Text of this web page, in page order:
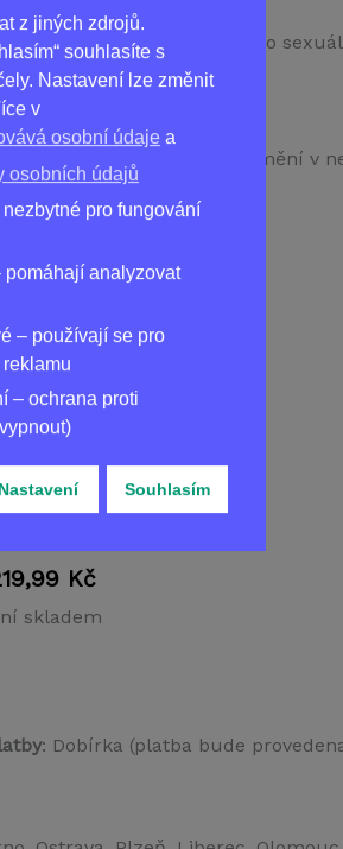
z jiných zdrojů.
souhlasíte s
Nastavení lze změnit
v
osobní údaje a
osobních údajů
pro fungování webu
pro fungování
analyzovat provoz na webu
pomáhají analyzovat
se pro personalizovanou reklamu
– používají se pro
proti podvodům (nelze vypnout)
– ochrana proti
Nastavení Souhlasím
hledají pro posílení svého
se vaše intimní chvíle promění v
CREAM
Kč
skladem
: Dobírka (platba bude